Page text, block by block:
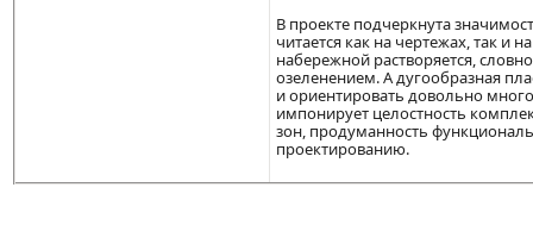
В проекте подчеркнута
читается как на чертежах, так и
набережной растворяется,
озеленением. А дугообразная
и ориентировать довольно
импонирует целостность
зон, продуманность
проектированию.